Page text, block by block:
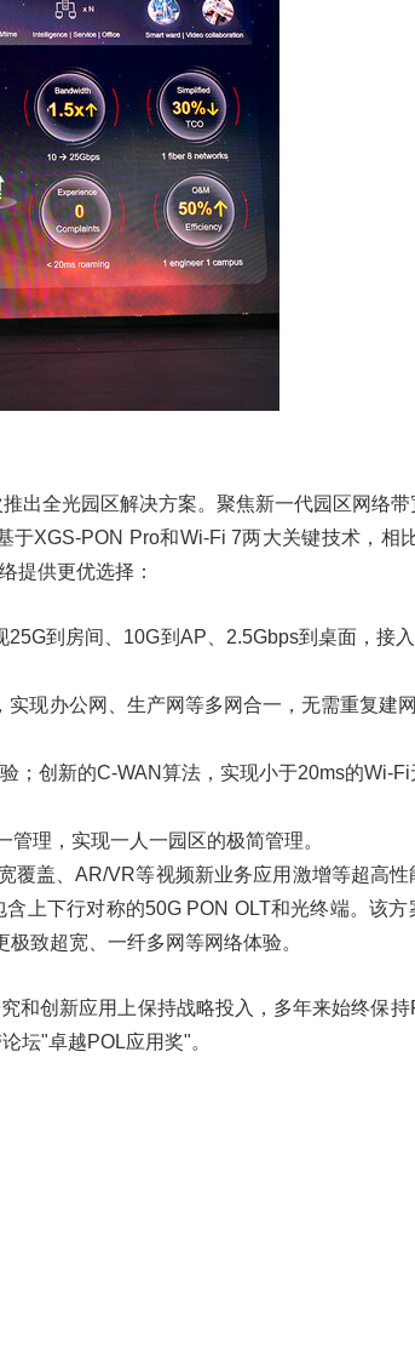
出全光园区解决方案。聚焦新一代园区网络
XGS-PON Pro和Wi-Fi 7两大关键技术，相
提供更优选择：
到房间、10G到AP、2.5Gbps到桌面，接
现办公网、生产网等多网合一，无需重复建
；创新的C-WAN算法，实现小于20ms的Wi-
理，实现一人一园区的极简管理。
覆盖、AR/VR等视频新业务应用激增等超高性
上下行对称的50G PON OLT和光终端。该方
致超宽、一纤多网等网络体验。
和创新应用上保持战略投入，多年来始终保持
坛"卓越POL应用奖"。